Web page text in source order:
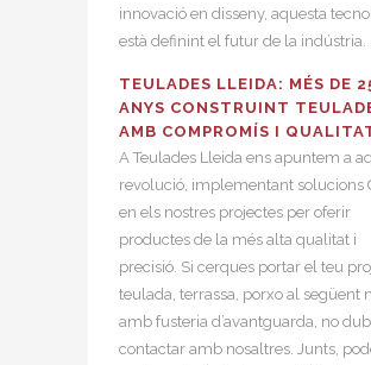
innovació en disseny, aquesta
està definint el futur de la indústria.
TEULADES LLEIDA: MÉS DE
ANYS CONSTRUINT
AMB COMPROMÍS I
A Teulades Lleida ens apuntem a
revolució, implementant solucions
en els nostres projectes per oferir
productes de la més alta qualitat i
precisió. Si cerques portar el teu
teulada, terrassa, porxo al següent
amb fusteria d’avantguarda, no
contactar amb nosaltres. Junts,